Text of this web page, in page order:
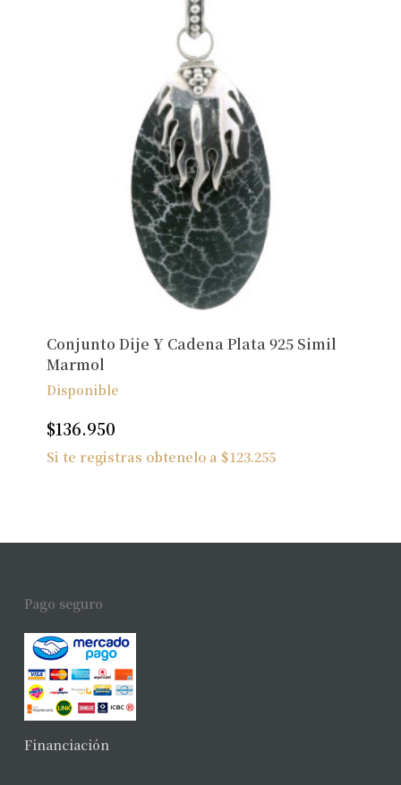
No hay productos en el carrito.
Ver Joyas
Conjunto Dije Y Cadena Plata 925 Simil
Marmol
Disponible
$136.950
Si te registras obtenelo a $123.255
Pago seguro
Financiación